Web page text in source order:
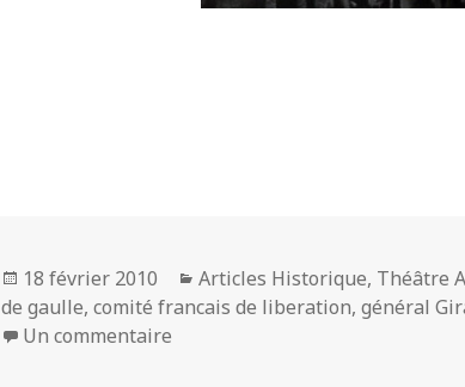
Publié
le
18 février 2010 Catégories
Articles Historique, Théâtre
de gaulle,comité francais de liberation,général
Un commentaire